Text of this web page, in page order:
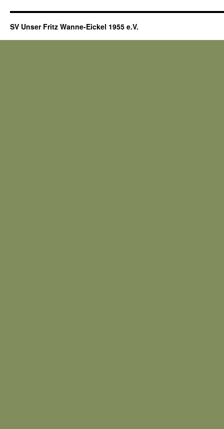
SV Unser Fritz Wanne-Eickel 1955 e.V.